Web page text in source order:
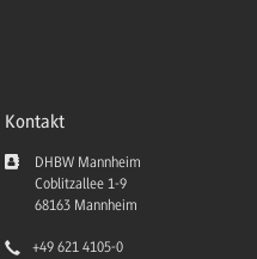
Kontakt
DHBW Mannheim
Coblitzallee 1-9
68163 Mannheim
+49 621 4105-0